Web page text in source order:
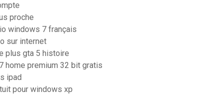
proche
windows 7 français
sur internet
plus gta 5 histoire
home premium 32 bit gratis
ipad
pour windows xp